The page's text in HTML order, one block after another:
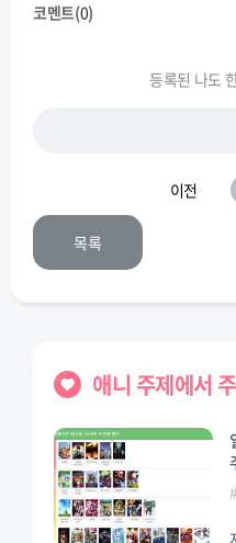
코멘트(0)
등록된 나도
이전
목록
#이세계#이세계애니
애니 주제에서
#